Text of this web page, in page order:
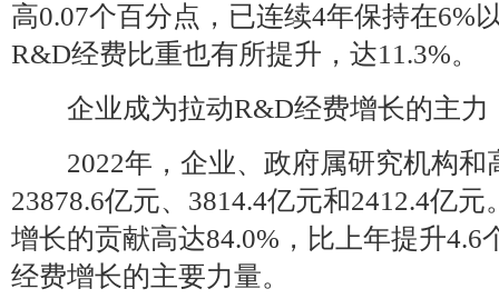
高0.07个百分点，已连续4年保持在6%
R&D经费比重也有所提升，达11.3%。
企业成为拉动R&D经费增长的主力
2022年，企业、政府属研究机构和
23878.6亿元、3814.4亿元和2412.4亿
增长的贡献高达84.0%，比上年提升
经费增长的主要力量。